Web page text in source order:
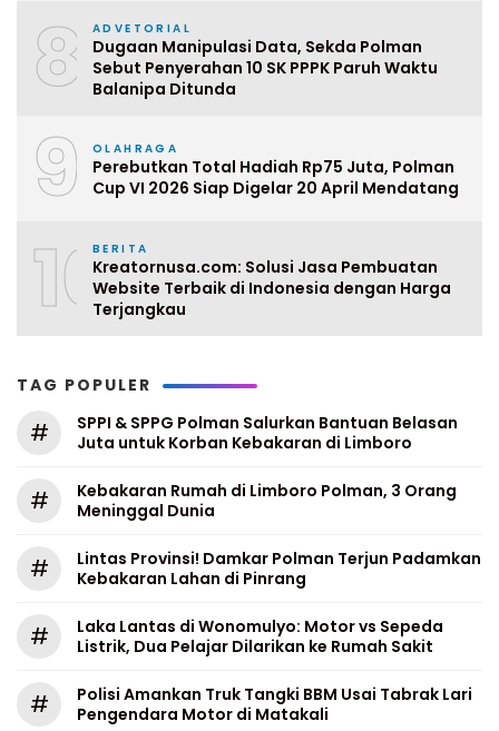
8 ADVETORIAL
Dugaan Manipulasi Data, Sekda Polman
Sebut Penyerahan 10 SK PPPK Paruh Waktu
Balanipa Ditunda
9 OLAHRAGA
Perebutkan Total Hadiah Rp75 Juta, Polman
Cup VI 2026 Siap Digelar 20 April Mendatang
10BERITA
Kreatornusa.com: Solusi Jasa Pembuatan
Website Terbaik di Indonesia dengan Harga
Terjangkau
TAG POPULER
#
SPPI & SPPG Polman Salurkan Bantuan Belasan
Juta untuk Korban Kebakaran di Limboro
#
Kebakaran Rumah di Limboro Polman, 3 Orang
Meninggal Dunia
#
Lintas Provinsi! Damkar Polman Terjun Padamkan
Kebakaran Lahan di Pinrang
#
Laka Lantas di Wonomulyo: Motor vs Sepeda
Listrik, Dua Pelajar Dilarikan ke Rumah Sakit
#
Polisi Amankan Truk Tangki BBM Usai Tabrak Lari
Pengendara Motor di Matakali